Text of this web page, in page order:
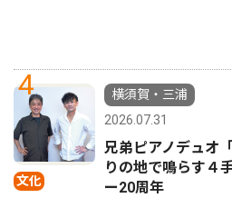
4
文化
横須賀・三浦
2026.07.31
兄弟ピアノデュオ
りの地で鳴らす４
ー20周年